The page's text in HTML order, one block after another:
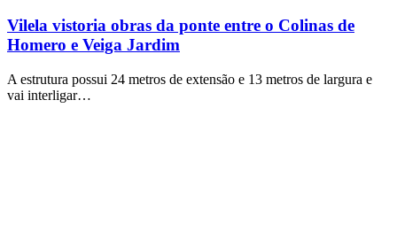
Vilela vistoria obras da ponte entre o Colinas de
Homero e Veiga Jardim
A estrutura possui 24 metros de extensão e 13 metros de largura e
vai interligar…